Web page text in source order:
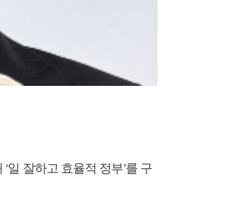
일 잘하고 효율적 정부’를 구